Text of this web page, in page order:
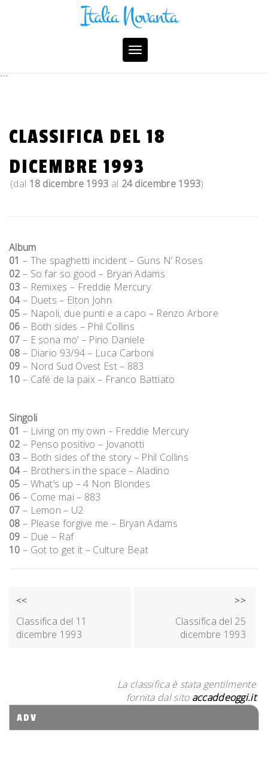
Toggle
navigation
```
CLASSIFICA DEL 18
DICEMBRE 1993
(dal 18 dicembre 1993 al 24 dicembre 1993)
Album
01 – The spaghetti incident – Guns N’ Roses
02 – So far so good – Bryan Adams
03 – Remixes – Freddie Mercury
04– Duets – Elton John
05 – Napoli, due punti e a capo – Renzo Arbore
06 – Both sides – Phil Collins
07 – E sona mo’ – Pino Daniele
08 – Diario 93/94 – Luca Carboni
09 – Nord Sud Ovest Est – 883
10 – Café de la paix – Franco Battiato
Singoli
01 – Living on my own – Freddie Mercury
02 – Penso positivo – Jovanotti
03 – Both sides of the story – Phil Collins
04– Brothers in the space – Aladino
05 – What’s up – 4 Non Blondes
06 – Come mai – 883
07 – Lemon – U2
08 – Please forgive me – Bryan Adams
09 – Due – Raf
10 – Got to get it – Culture Beat
NAVIGAZIONE
ARTICOLI
<<
Classifica del 11
dicembre 1993
>>
Classifica del 25
dicembre 1993
La classifica è stata gentilmente
fornita dal sito accaddeoggi.it
ADV